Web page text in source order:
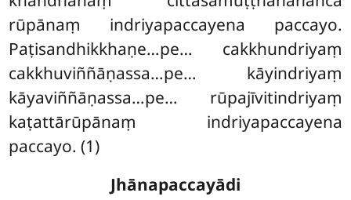
rūpānaṃ indriyapaccayena paccayo.
Paṭisandhikkhaṇe…pe… cakkhundriyaṃ
cakkhuviññāṇassa…pe… kāyindriyaṃ
kāyaviññāṇassa…pe… rūpajīvitindriyaṃ
kaṭattārūpānaṃ indriyapaccayena
paccayo. (1)
Jhānapaccayādi